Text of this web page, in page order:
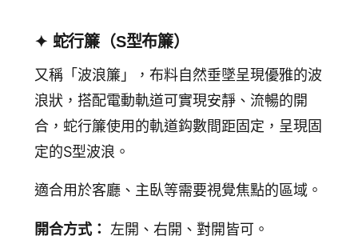
✦ 蛇行簾（S型布簾）
又稱「波浪簾」，布料自然垂墜呈現優雅的波
浪狀，搭配電動軌道可實現安靜、流暢的開
合，蛇行簾使用的軌道鈎數間距固定，呈現固
定的S型波浪。
適合用於客廳、主臥等需要視覺焦點的區域。
開合方式： 左開、右開、對開皆可。